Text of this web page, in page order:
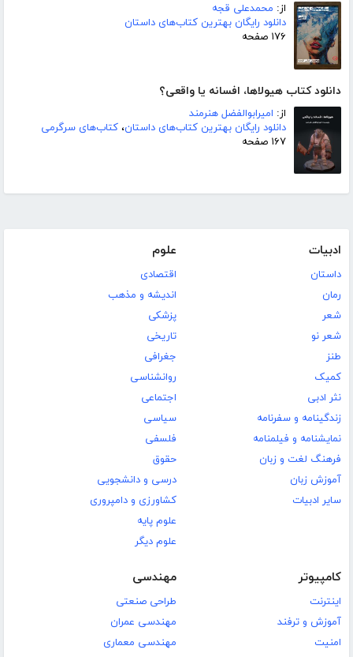
از: محمدعلی قجه
دانلود رایگان بهترین کتاب‌های داستان
۱۷۶ صفحه
دانلود کتاب هیولاها، افسانه یا واقعی؟
از: امیرابوالفضل هنرمند
دانلود رایگان بهترین کتاب‌های داستان، کتاب‌های سرگرمی
۱۶۷ صفحه
ادبیات
داستان
رمان
شعر
شعر نو
طنز
کمیک
نثر ادبی
زندگینامه و سفرنامه
نمایشنامه و فیلمنامه
فرهنگ لغت و زبان
آموزش زبان
سایر ادبیات
علوم
اقتصادی
اندیشه و مذهب
پزشکی
تاریخی
جغرافی
روانشناسی
اجتماعی
سیاسی
فلسفی
حقوق
درسی و دانشجویی
کشاورزی و دامپروری
علوم پایه
علوم دیگر
کامپیوتر
اینترنت
آموزش و ترفند
امنیت
مهندسی
طراحی صنعتی
مهندسی عمران
مهندسی معماری